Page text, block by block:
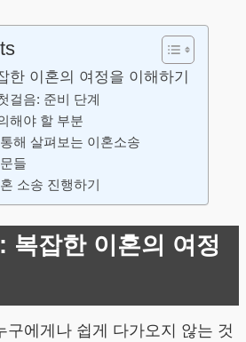
한 이혼의 여정을 이해하기
걸음: 준비 단계
해야 할 부분
해 살펴보는 이혼소송
들
소송 진행하기
복잡한 이혼의 여정
구에게나 쉽게 다가오지 않는 것